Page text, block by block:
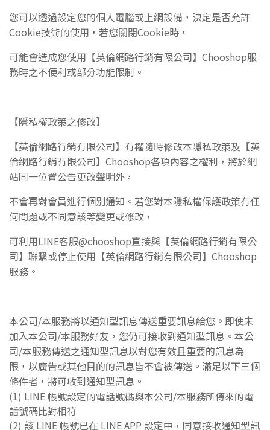
您可以透過設定您的個人電腦或上網設備，決定是否允許
Cookie技術的使用，若您關閉Cookie時，
可能會造成您使用 【英倫網路行銷有限公司】Chooshop服
務時之不便利或部分功能限制。
【隱私權政策之修改】
【英倫網路行銷有限公司】 有權隨時修改本隱私政策及 【英
倫網路行銷有限公司】Chooshop各項內容之權利，將於網
站同一位置公告更改聲明外，
不會再對會員進行個別通知。若您對本隱私權保護政策有任
何問題或不同意該等變更或修改，
可利用LINE客服@chooshop直接與 【英倫網路行銷有限公
司】 聯繫或停止使用 【英倫網路行銷有限公司】Chooshop
服務。
本公司/本服務將以通知型訊息傳送重要訊息給您。即使未
加入本公司/本服務好友，您仍可接收到通知型訊息。本公
司/本服務傳送之通知型訊息以對您有效且重要的訊息為
限，以廣告或其他目的的訊息皆不會被傳送。滿足以下三個
條件者，將可收到通知型訊息。
(1) LINE 帳號設定的電話號碼與本公司/本服務所傳來的電
話號碼比對相符
(2) 該 LINE 帳號已在 LINE APP 設定中，同意接收通知型訊